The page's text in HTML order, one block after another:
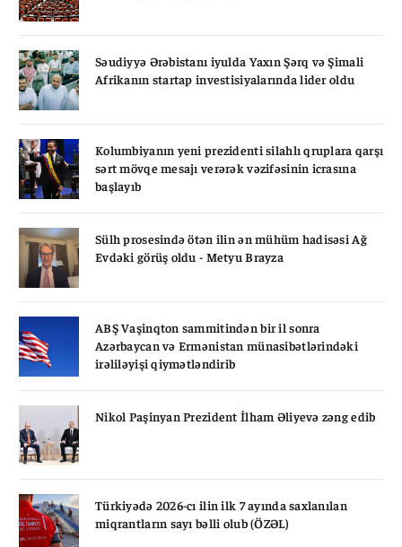
Səudiyyə Ərəbistanı iyulda Yaxın Şərq və Şimali
Afrikanın startap investisiyalarında lider oldu
Kolumbiyanın yeni prezidenti silahlı qruplara qarşı
sərt mövqe mesajı verərək vəzifəsinin icrasına
başlayıb
Sülh prosesində ötən ilin ən mühüm hadisəsi Ağ
Evdəki görüş oldu - Metyu Brayza
ABŞ Vaşinqton sammitindən bir il sonra
Azərbaycan və Ermənistan münasibətlərindəki
irəliləyişi qiymətləndirib
Nikol Paşinyan Prezident İlham Əliyevə zəng edib
Türkiyədə 2026-cı ilin ilk 7 ayında saxlanılan
miqrantların sayı bəlli olub (ÖZƏL)